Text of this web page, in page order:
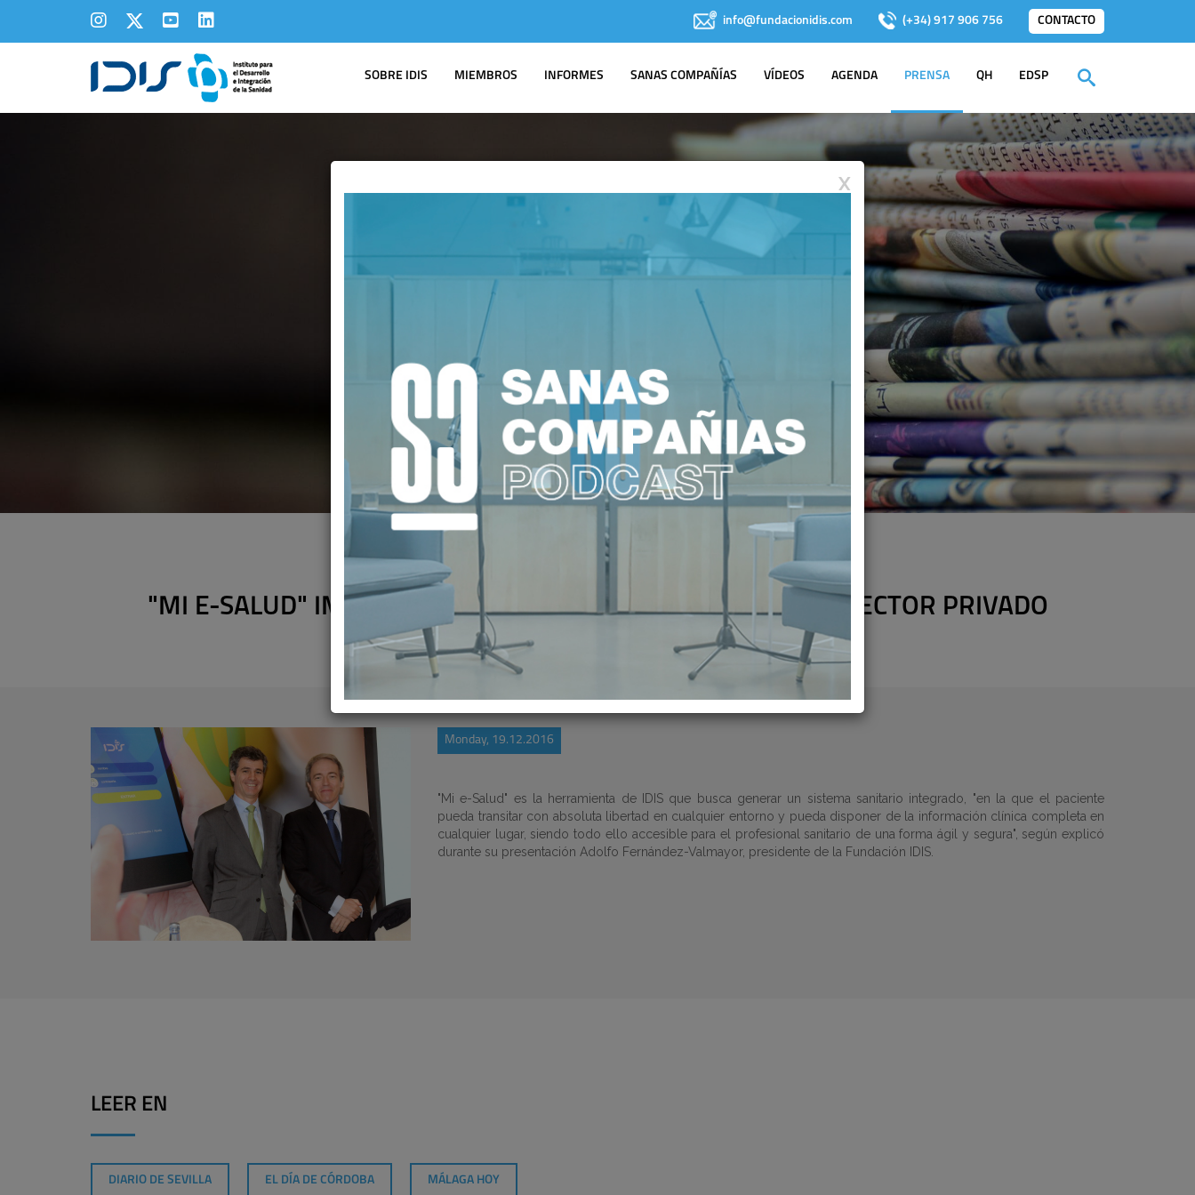
info@fundacionidis.com (+34) 917 906 756 CONTACTO
SOBRE IDIS MIEMBROS INFORMES SANAS COMPAÑÍAS VÍDEOS AGENDA PRENSA QH EDSP
IDIS EN LOS MEDIOS
"MI E-SALUD" IMPULSA LA HISTORIA CLÍNICA DIGITAL EN EL SECTOR PRIVADO
Monday, 19.12.2016
"Mi e-Salud" es la herramienta de IDIS que busca generar un sistema sanitario integrado, "en la que el paciente
pueda transitar con absoluta libertad en cualquier entorno y pueda disponer de la información clínica completa en
cualquier lugar, siendo todo ello accesible para el profesional sanitario de una forma ágil y segura", según explicó
durante su presentación Adolfo Fernández-Valmayor, presidente de la Fundación IDIS.
LEER EN
DIARIO DE SEVILLA EL DÍA DE CÓRDOBA MÁLAGA HOY
X